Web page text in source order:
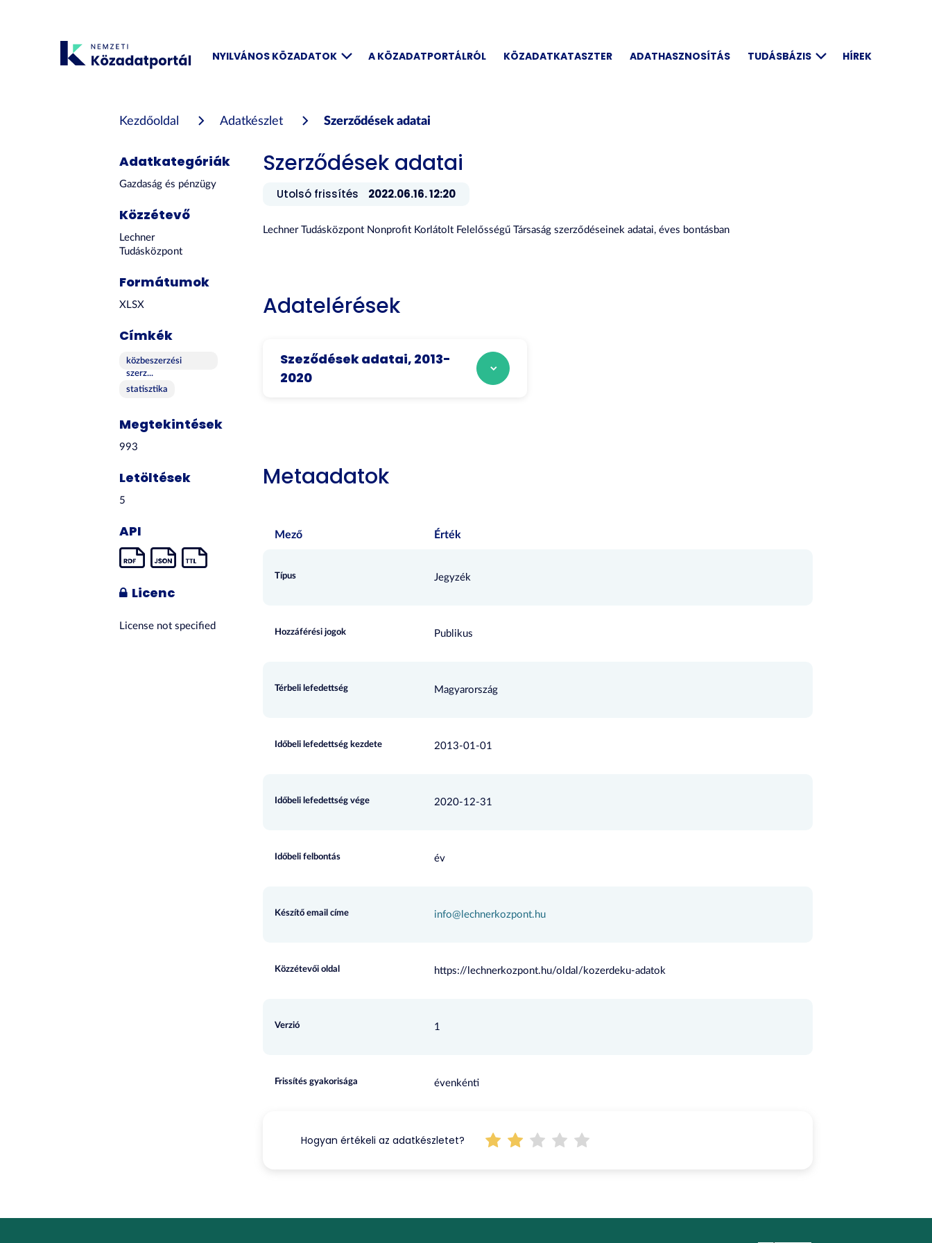
NYILVÁNOS KÖZADATOK A KÖZADATPORTÁLRÓL KÖZADATKATASZTER ADATHASZNOSÍTÁS TUDÁSBÁZIS HÍREK
Kezdőoldal Adatkészlet Szerződések adatai
Adatkategóriák
Gazdaság és pénzügy
Közzétevő
Lechner
Tudásközpont
Formátumok
XLSX
Címkék
közbeszerzési
szerz...
statisztika
Megtekintések
993
Letöltések
5
API
Licenc
License not specified
Szerződések adatai
Utolsó frissítés 2022.06.16. 12:20
Lechner Tudásközpont Nonprofit Korlátolt Felelősségű Társaság szerződéseinek adatai, éves bontásban
Adatelérések
Szeződések adatai, 2013-
2020
Metaadatok
Mező Érték
Típus Jegyzék
Hozzáférési jogok Publikus
Térbeli lefedettség Magyarország
Időbeli lefedettség kezdete 2013-01-01
Időbeli lefedettség vége 2020-12-31
Időbeli felbontás év
Készítő email címe info@lechnerkozpont.hu
Közzétevői oldal https://lechnerkozpont.hu/oldal/kozerdeku-adatok
Verzió 1
Frissítés gyakorisága évenkénti
Hogyan értékeli az adatkészletet?